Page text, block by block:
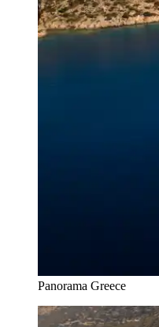
Panorama Greece